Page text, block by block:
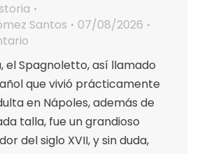
Santos
07/08/2026
el Spagnoletto, así llamado
que vivió prácticamente
en Nápoles, además de
talla, fue un grandioso
del siglo XVII, y sin duda,